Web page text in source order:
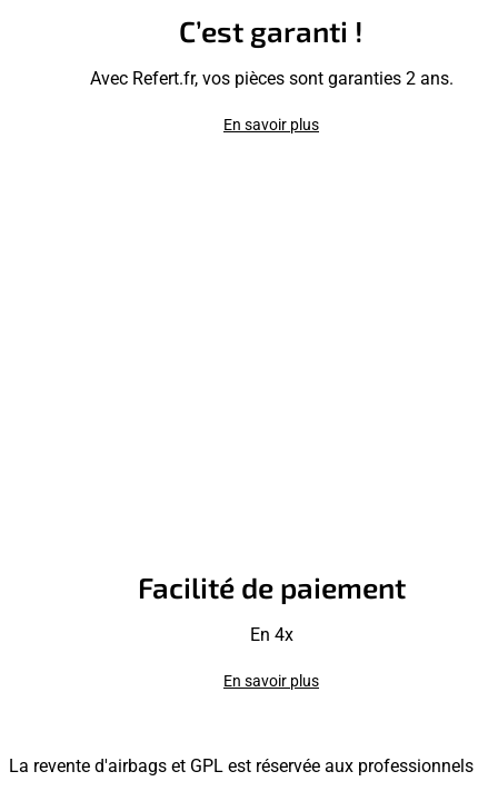
C’est garanti !
Avec Refert.fr, vos pièces sont garanties 2 ans.
En savoir plus
Facilité de paiement
En 4x
En savoir plus
La revente d'airbags et GPL est réservée aux professionnels